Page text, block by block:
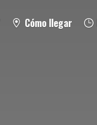
Cómo llegar